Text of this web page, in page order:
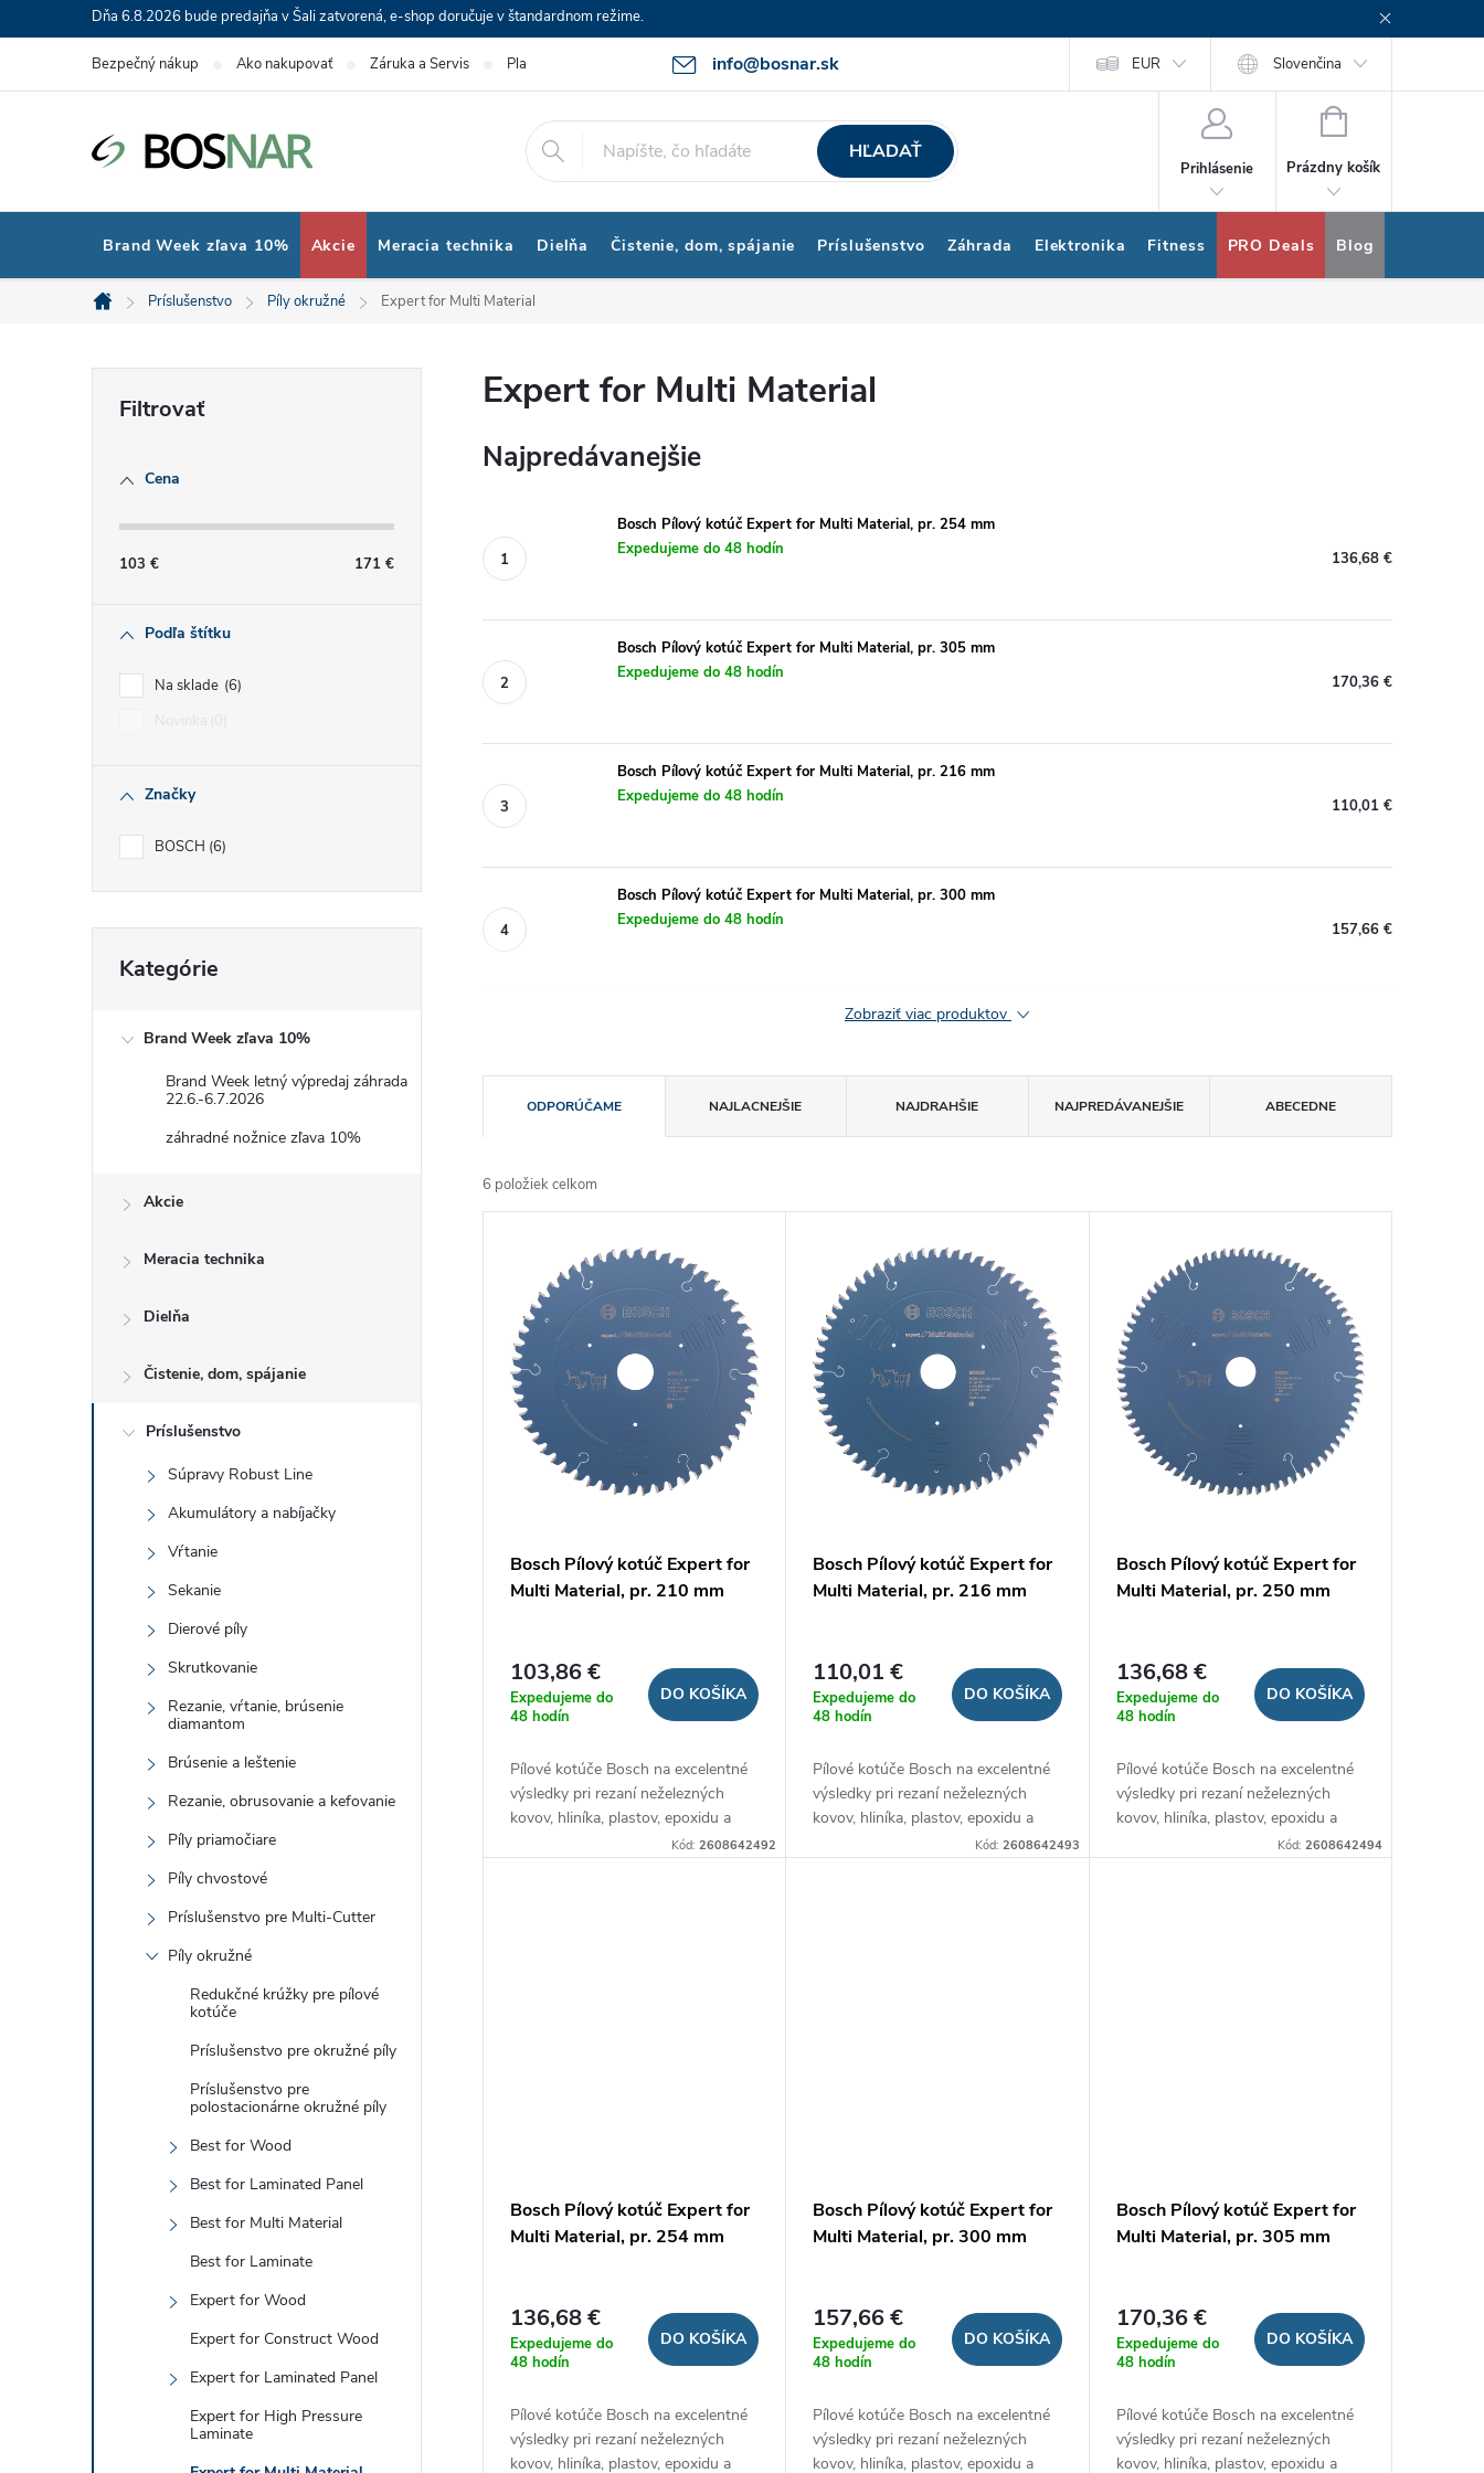
na
Dňa 6.8.2026 bude predajňa v Šali zatvorená, e-shop doručuje v štandardnom režime.
info@bosnar.sk
Bezpečný nákup Ako nakupovať Záruka a Servis Platby a Doprava Kontakty Obchodné podmienky Nákup na splátky Quatro
EUR Slovenčina
HĽADAŤ
Prihlásenie
NÁKUPNÝ
Prázdny košík
Brand Week zľava 10% Akcie Meracia technika Dielňa Čistenie, dom, spájanie Príslušenstvo Záhrada Elektronika Fitness PRO Deals Blog
Domov
Príslušenstvo Píly okružné Expert for Multi Material
l
Cena
103 € 171 €
Podľa štítku
Na sklade 6
Značky
BOSCH 6
kategórie
Kategórie
Brand Week zľava 10%
Brand Week letný výpredaj záhrada
22.6.-6.7.2026
záhradné nožnice zľava 10%
Akcie
Meracia technika
Dielňa
Čistenie, dom, spájanie
Príslušenstvo
Súpravy Robust Line
Akumulátory a nabíjačky
Vŕtanie
Sekanie
Dierové píly
Skrutkovanie
Rezanie, vŕtanie, brúsenie
diamantom
Brúsenie a leštenie
Rezanie, obrusovanie a kefovanie
Píly priamočiare
Píly chvostové
Príslušenstvo pre Multi-Cutter
Píly okružné
Redukčné krúžky pre pílové
kotúče
Príslušenstvo pre okružné píly
Príslušenstvo pre
polostacionárne okružné píly
Best for Wood
Best for Laminated Panel
Best for Multi Material
Best for Laminate
Expert for Wood
Expert for Construct Wood
Expert for Laminated Panel
Expert for High Pressure
Laminate
Expert for Multi Material
Najpredávanejšie
Bosch Pílový kotúč Expert for Multi Material, pr. 254 mm
Expedujeme do 48 hodín
136,68 €
Bosch Pílový kotúč Expert for Multi Material, pr. 305 mm
Expedujeme do 48 hodín
170,36 €
Bosch Pílový kotúč Expert for Multi Material, pr. 216 mm
Expedujeme do 48 hodín
110,01 €
Bosch Pílový kotúč Expert for Multi Material, pr. 300 mm
Expedujeme do 48 hodín
157,66 €
Zobraziť viac produktov
a
d
o
ODPORÚČAME NAJLACNEJŠIE NAJDRAHŠIE NAJPREDÁVANEJŠIE ABECEDNE
6 položiek celkom
t
Bosch Pílový kotúč Expert for
Multi Material, pr. 210 mm
103,86 €
Expedujeme do
48 hodín
DO KOŠÍKA
Pílové kotúče Bosch na excelentné
výsledky pri rezaní neželezných
kovov, hliníka, plastov, epoxidu a
dreva kapovacími, pokosovými
Kód:2608642492
Bosch Pílový kotúč Expert for
Multi Material, pr. 216 mm
110,01 €
Expedujeme do
48 hodín
DO KOŠÍKA
Pílové kotúče Bosch na excelentné
výsledky pri rezaní neželezných
kovov, hliníka, plastov, epoxidu a
dreva kapovacími, pokosovými
Kód: 2608642493
Bosch Pílový kotúč Expert for
Multi Material, pr. 250 mm
136,68 €
Expedujeme do
48 hodín
DO KOŠÍKA
Pílové kotúče Bosch na excelentné
výsledky pri rezaní neželezných
kovov, hliníka, plastov, epoxidu a
dreva kapovacími, pokosovými
Kód: 2608642494
Bosch Pílový kotúč Expert for
Multi Material, pr. 254 mm
136,68 €
Expedujeme do
48 hodín
DO KOŠÍKA
Pílové kotúče Bosch na excelentné
výsledky pri rezaní neželezných
kovov, hliníka, plastov, epoxidu a
Bosch Pílový kotúč Expert for
Multi Material, pr. 300 mm
157,66 €
Expedujeme do
48 hodín
DO KOŠÍKA
Pílové kotúče Bosch na excelentné
výsledky pri rezaní neželezných
kovov, hliníka, plastov, epoxidu a
Bosch Pílový kotúč Expert for
Multi Material, pr. 305 mm
170,36 €
Expedujeme do
48 hodín
DO KOŠÍKA
Pílové kotúče Bosch na excelentné
výsledky pri rezaní neželezných
kovov, hliníka, plastov, epoxidu a